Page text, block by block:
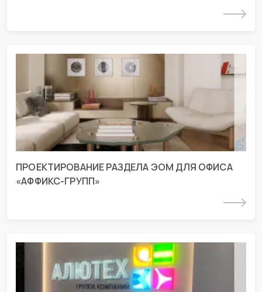
Подробнее
ПРОЕКТИРОВАНИЕ РАЗДЕЛА ЭОМ ДЛЯ ОФИСА
«АФФИКС-ГРУПП»
Проект раздела ЭОМ для офиса г.
Краснодар
г. Краснодар, ул Николая Кондратенко
Подробнее
Строительно-монтажные работы в
офисе «АЛЮТЕХ» пос.
Индустриальный